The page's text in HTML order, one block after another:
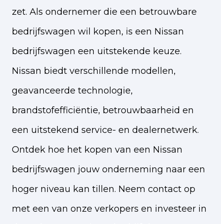
zet. Als ondernemer die een betrouwbare
bedrijfswagen wil kopen, is een Nissan
bedrijfswagen een uitstekende keuze.
Nissan biedt verschillende modellen,
geavanceerde technologie,
brandstofefficiëntie, betrouwbaarheid en
een uitstekend service- en dealernetwerk.
Ontdek hoe het kopen van een Nissan
bedrijfswagen jouw onderneming naar een
hoger niveau kan tillen. Neem contact op
met een van onze verkopers en investeer in